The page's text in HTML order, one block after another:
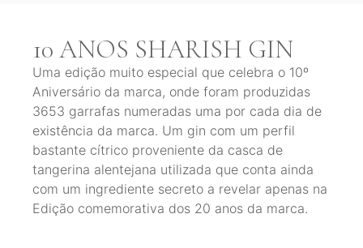
10 ANOS SHARISH GIN
Uma edição muito especial que celebra o 10º
Aniversário da marca, onde foram produzidas
3653 garrafas numeradas uma por cada dia de
existência da marca. Um gin com um perfil
bastante cítrico proveniente da casca de
tangerina alentejana utilizada que conta ainda
com um ingrediente secreto a revelar apenas na
Edição comemorativa dos 20 anos da marca.